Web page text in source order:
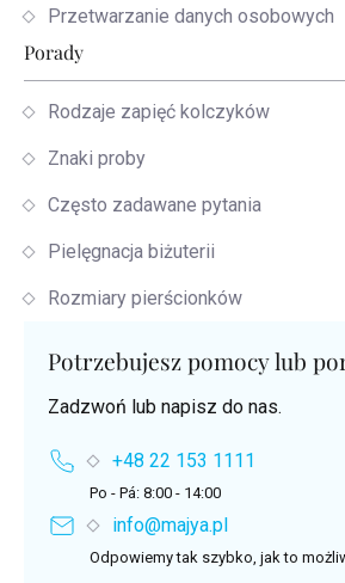
Przetwarzanie danych osobowych
Porady
Rodzaje zapięć kolczyków
Znaki proby
Często zadawane pytania
Pielęgnacja biżuterii
Rozmiary pierścionków
Potrzebujesz pomocy lub
Zadzwoń lub napisz do nas.
+48 22 153 1111
Po - Pá: 8:00 - 14:00
info@majya.pl
Odpowiemy tak szybko, jak to